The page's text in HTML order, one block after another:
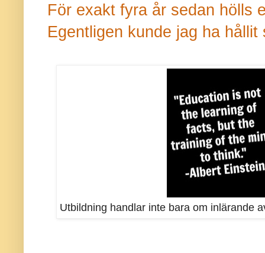
För exakt fyra år sedan hölls
Egentligen kunde jag ha
Utbildning handlar inte bara om inlärande